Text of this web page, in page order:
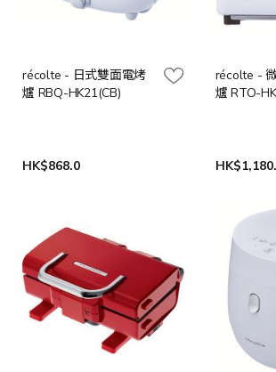
récolte - 日式雙面電烤
爐 RBQ-HK21(CB)
HK$868.0
récolte -
爐 RTO-